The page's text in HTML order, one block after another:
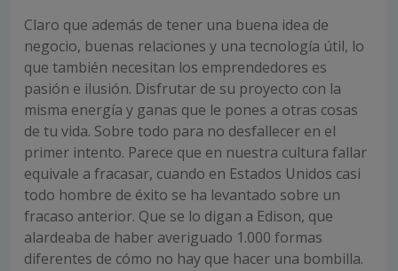
Claro que además de tener una buena idea de
negocio, buenas relaciones y una tecnología útil, lo
que también necesitan los emprendedores es
pasión e ilusión. Disfrutar de su proyecto con la
misma energía y ganas que le pones a otras cosas
de tu vida. Sobre todo para no desfallecer en el
primer intento. Parece que en nuestra cultura fallar
equivale a fracasar, cuando en Estados Unidos casi
todo hombre de éxito se ha levantado sobre un
fracaso anterior. Que se lo digan a Edison, que
alardeaba de haber averiguado 1.000 formas
diferentes de cómo no hay que hacer una bombilla.